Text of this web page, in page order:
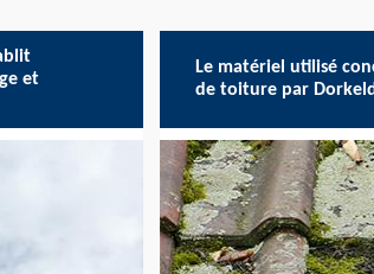
et
Le matériel utilisé
de toiture par